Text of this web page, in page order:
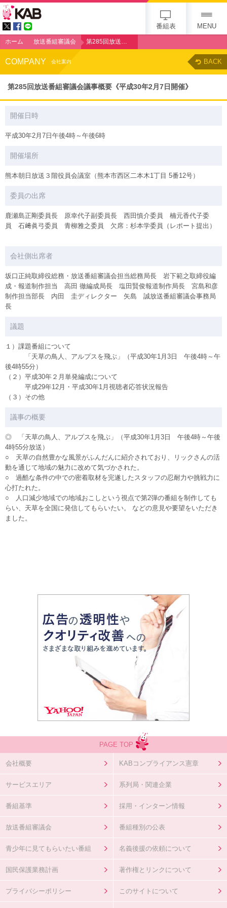
番組表 MENU
ホーム 放送番組審議会 第285回放送番組審議会議事概要《平成30年2月7日開催》
COMPANY 会社案内 BACK
第285回放送番組審議会議事概要《平成30年2月7日開催》
開催日時
平成30年2月7日午後4時～午後6時
開催場所
熊本朝日放送３階役員会議室（熊本市西区二本木1丁目 5番12号）
委員の出席
鹿瀬島正剛委員長 原幸代子副委員長 西田慎介委員 楠元香代子委
員 石﨑眞弓委員 青柳雅之委員 欠席：杉本学委員（レポート提出）
会社側出席者
坂口正純取締役総務・放送番組審議会担当総務局長 岩下範之取締役編
成・報道制作担当 高田 徹編成局長 塩田賢俊報道制作局長 宮島和彦
制作担当部長 内田 圭ディレクター 矢島 誠放送番組審議会事務局
長
議題
１）課題番組について
「天草の鳥人、アルプスを飛ぶ」（平成30年1月3日 午後4時～午
後4時55分）
（２）平成30年２月単発編成について
平成29年12月・平成30年1月視聴者応答状況報告
（３）その他
議事の概要
◎ 「天草の鳥人、アルプスを飛ぶ」（平成30年1月3日 午後4時～午後
4時55分放送）
○ 天草の自然豊かな風景がふんだんに紹介されており、リックさんの活
動を通じて地域の魅力に改めて気づかされた。
○ 過酷な条件の中での密着取材を完遂したスタッフの忍耐力や挑戦力に
心打たれた。
○ 人口減少地域での地域おこしという視点で第2弾の番組を制作しても
らい、天草を全国に発信してもらいたい。 などの意見や要望をいただき
ました。
PAGE TOP
会社概要 KABコンプライアンス憲章
サービスエリア 系列局・関連企業
番組基準 採用・インターン情報
放送番組審議会 番組種別の公表
青少年に見てもらいたい番組 名義後援の依頼について
国民保護業務計画 著作権とリンクについて
プライバシーポリシー このサイトについて